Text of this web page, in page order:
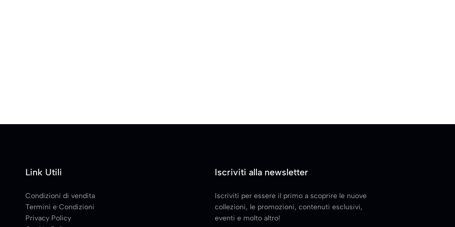
Link Utili
Condizioni di vendita
Termini e Condizioni
Privacy Policy
Iscriviti alla newsletter
Iscriviti per essere il primo a scoprire le nuove
collezioni, le promozioni, contenuti esclusivi,
eventi e molto altro!